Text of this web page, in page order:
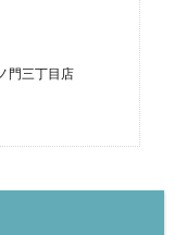
門三丁目店